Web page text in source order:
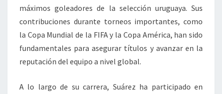
máximos goleadores de la selección uruguaya. Sus
contribuciones durante torneos importantes, como
la Copa Mundial de la FIFA y la Copa América, han sido
fundamentales para asegurar títulos y avanzar en la
reputación del equipo a nivel global.
A lo largo de su carrera, Suárez ha participado en